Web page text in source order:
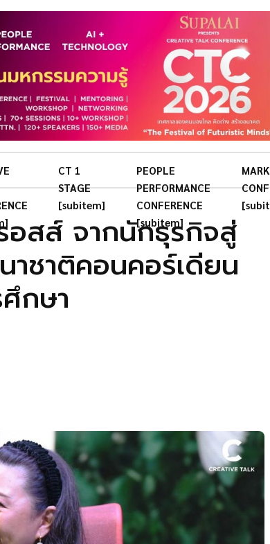
CT 1
STAGE
[subitem]
PEOPLE
PERFORMANCE
CONFERENCE
[subitem]
อสส์ จากนักธุรกิจสู่
าชาติคอนคอร์เดียน
กษา